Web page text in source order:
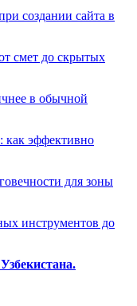
создании сайта в
смет до скрытых
в обычной
эффективно
для зоны
инструментов до